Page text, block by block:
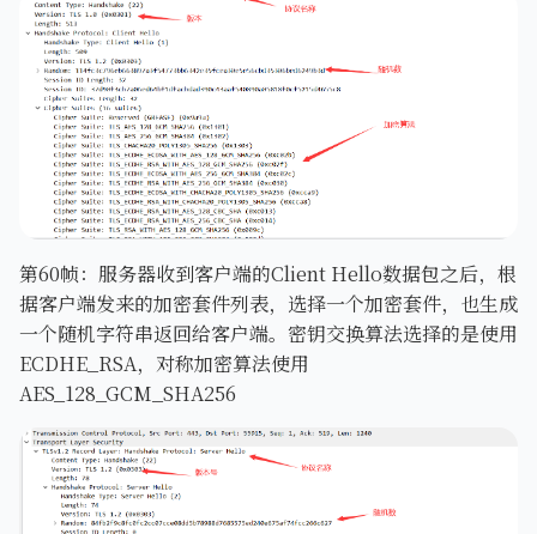
第60帧：服务器收到客户端的Client Hello数据包之后，根
据客户端发来的加密套件列表，选择一个加密套件，也生成
一个随机字符串返回给客户端。密钥交换算法选择的是使用
ECDHE_RSA，对称加密算法使用
AES_128_GCM_SHA256